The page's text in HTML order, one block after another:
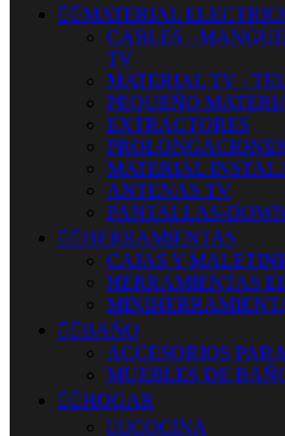
 MATERIAL
CABLES -
TV
MATERIAL TV -
PEQUEÑO
EXTRACTORES
MATERIAL
ANTENAS TV
PANTALLAS-
 HERRAMIENTAS
CAJAS Y
HERRAMIENTAS
 BAÑO
ACCESORIOS
MUEBLES DE
 HOGAR
 COCINA